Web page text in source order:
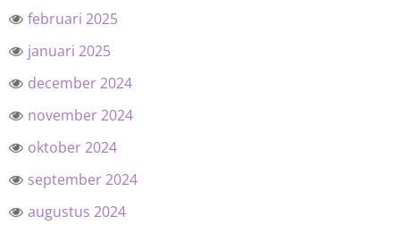
februari 2025
januari 2025
december 2024
november 2024
oktober 2024
september 2024
augustus 2024